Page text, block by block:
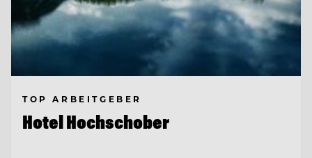
TOP ARBEITGEBER
Hotel Hochschober